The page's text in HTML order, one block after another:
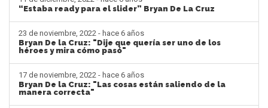
“Estaba ready para el slider” Bryan De La Cruz
23 de noviembre, 2022 - hace 6 años
Bryan De la Cruz: "Dije que quería ser uno de los
héroes y mira cómo pasó"
17 de noviembre, 2022 - hace 6 años
Bryan De la Cruz: "Las cosas están saliendo de la
manera correcta"